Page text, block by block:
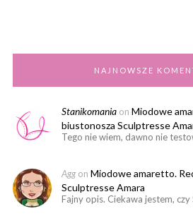
NAJNOWSZE
Stanikomania on Miodowe
biustonosza Sculptresse
Tego nie wiem, dawno nie
Agg on Miodowe amaretto.
Sculptresse Amara
Fajny opis. Ciekawa jestem,